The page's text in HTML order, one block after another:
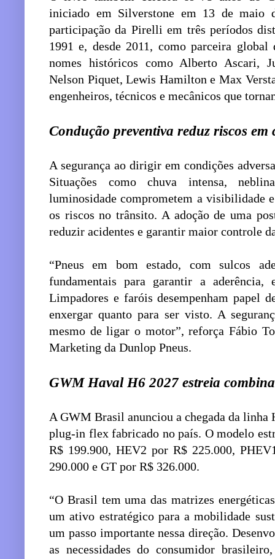
iniciado em Silverstone em 13 de maio
participação da Pirelli em três períodos
1991 e, desde 2011, como parceira
nomes históricos como Alberto Ascari,
Nelson Piquet, Lewis Hamilton e Max
engenheiros, técnicos e mecânicos que
Condução preventiva reduz riscos em
A segurança ao dirigir em condições
Situações como chuva intensa,
luminosidade comprometem a visibilidade
os riscos no trânsito. A adoção de uma
reduzir acidentes e garantir maior controle
“Pneus em bom estado, com sulcos
fundamentais para garantir a aderência,
Limpadores e faróis desempenham
enxergar quanto para ser visto. A
mesmo de ligar o motor”, reforça Fábio
Marketing da Dunlop Pneus.
GWM Haval H6 2027 estreia
A GWM Brasil anunciou a chegada da
plug-in flex fabricado no país. O modelo
R$ 199.900, HEV2 por R$ 225.000,
290.000 e GT por R$ 326.000.
“O Brasil tem uma das matrizes
um ativo estratégico para a mobilidade
um passo importante nessa direção.
as necessidades do consumidor